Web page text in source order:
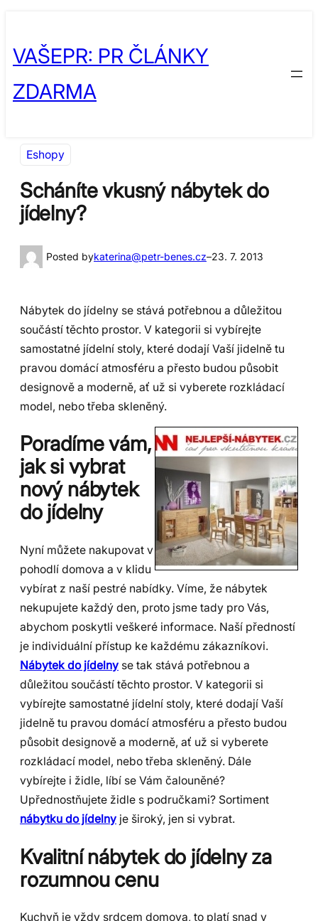
obsah
content
VAŠEPR: PR ČLÁNKY
ZDARMA
Eshopy
Scháníte vkusný nábytek do
jídelny?
Posted bykaterina@petr-benes.cz–23. 7. 2013
Nábytek do jídelny se stává potřebnou a důležitou
součástí těchto prostor. V kategorii si vybírejte
samostatné jídelní stoly, které dodají Vaší jidelně tu
pravou domácí atmosféru a přesto budou působit
designově a moderně, ať už si vyberete rozkládací
model, nebo třeba skleněný.
Poradíme vám,
jak si vybrat
nový nábytek
do jídelny
Nyní můžete nakupovat v
pohodlí domova a v klidu
vybírat z naší pestré nabídky. Víme, že nábytek
nekupujete každý den, proto jsme tady pro Vás,
abychom poskytli veškeré informace. Naší předností
je individuální přístup ke každému zákazníkovi.
Nábytek do jídelny se tak stává potřebnou a
důležitou součástí těchto prostor. V kategorii si
vybírejte samostatné jídelní stoly, které dodají Vaší
jidelně tu pravou domácí atmosféru a přesto budou
působit designově a moderně, ať už si vyberete
rozkládací model, nebo třeba skleněný. Dále
vybírejte i židle, líbí se Vám čalouněné?
Upřednostňujete židle s područkami? Sortiment
nábytku do jídelny je široký, jen si vybrat.
Kvalitní nábytek do jídelny za
rozumnou cenu
Kuchyň je vždy srdcem domova, to platí snad v